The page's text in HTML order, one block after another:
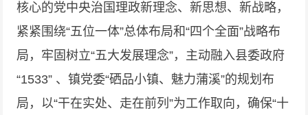
核心的党中央治国理政新理念、新思想、新战略，
紧紧围绕“五位一体”总体布局和“四个全面”战略布
局，牢固树立“五大发展理念”，主动融入县委政府
“1533” 、镇党委“硒品小镇、魅力蒲溪”的规划布
局，以“干在实处、走在前列”为工作取向，确保“十